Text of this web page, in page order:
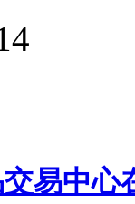
交易中